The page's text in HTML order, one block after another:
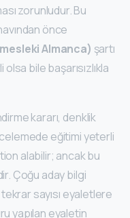
zorunludur. Bu
önce
Almanca) şartı
bile başarısızlıkla
kararı, denklik
eğitimi yeterli
alabilir; ancak bu
Çoğu aday bilgi
tekrar sayısı eyaletlere
yapılan eyaletin